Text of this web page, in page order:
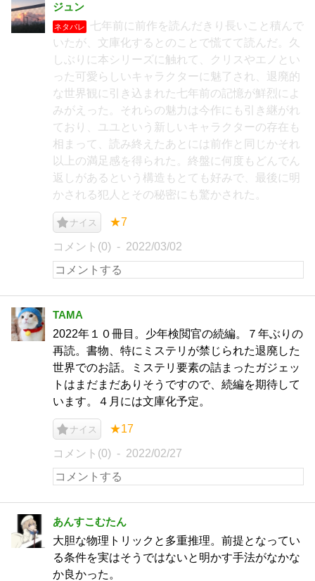
ジュン
ネタバレ
七年前に前作を読んだきり長いこと積んで
いたが、文庫化するとのことで慌てて読んだ。久
しぶりに本シリーズに触れて、クリスやエノとい
った可愛らしいキャラクターに魅了され、退廃的
な世界観に引き込まれた七年前の記憶が鮮烈によ
みがえった。それらの魅力は今作にも引き継がれ
ており、ユユという新しいキャラクターの存在も
相まって、読み終えたあとには前作と同じかそれ
以上の満足感を得られた。終盤に何度もどんでん
返しがあるという構造もとても好みで、最後に明
かされる犯人とその秘密にも驚かされた。
ナイス ★7
コメント(0) 2022/03/02
TAMA
2022年１０冊目。少年検閲官の続編。７年ぶりの
再読。書物、特にミステリが禁じられた退廃した
世界でのお話。ミステリ要素の詰まったガジェッ
トはまだまだありそうですので、続編を期待して
います。４月には文庫化予定。
ナイス ★17
コメント(0) 2022/02/27
あんすこむたん
大胆な物理トリックと多重推理。前提となってい
る条件を実はそうではないと明かす手法がなかな
か良かった。